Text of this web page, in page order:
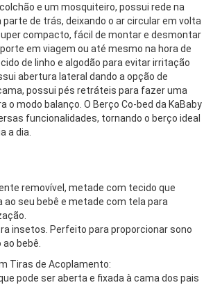
e um mosquiteiro, possui rede na
de trás, deixando o ar circular em volta
compacto, fácil de montar e desmontar
em viagem ou até mesmo na hora de
de linho e algodão para evitar irritação
abertura lateral dando a opção de
possui pés retráteis para fazer uma
o modo balanço. O Berço Co-bed da KaBaby
funcionalidades, tornando o berço ideal
a dia.
removível, metade com tecido que
ao seu bebê e metade com tela para
insetos. Perfeito para proporcionar sono
bebê.
Tiras de Acoplamento:
pode ser aberta e fixada à cama dos pais